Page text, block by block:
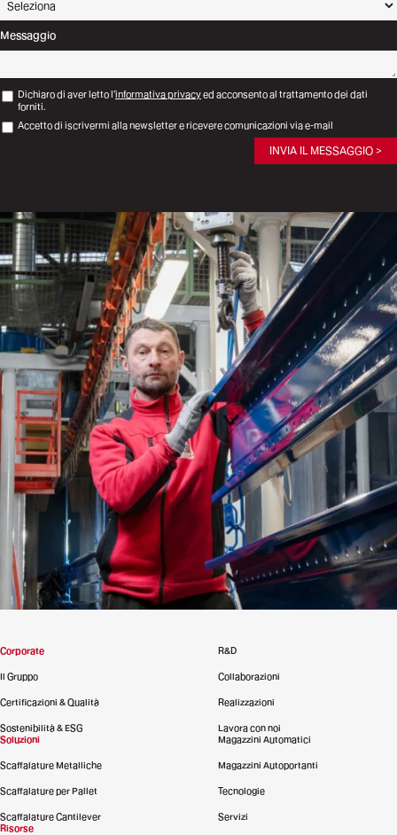
Messaggio
Dichiaro di aver letto l’informativa privacyed acconsento al trattamento dei dati
forniti.
Accetto di iscrivermi alla newsletter e ricevere comunicazioni via e-mail
Corporate
Il Gruppo
Certificazioni & Qualità
Sostenibilità & ESG
R&D
Collaborazioni
Realizzazioni
Lavora con noi
Soluzioni
Scaffalature Metalliche
Scaffalature per Pallet
Scaffalature Cantilever
Magazzini Automatici
Magazzini Autoportanti
Tecnologie
Servizi
Risorse